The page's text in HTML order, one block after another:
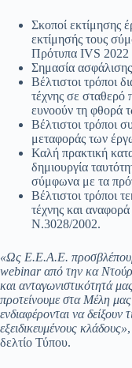
Σκοποί εκτίμησης
εκτίμησής τους
Πρότυπα IVS 2022
Σημασία
Βέλτιστοι τρόποι
τέχνης σε σταθερό
ευνοούν τη φθορά
Βέλτιστοι τρόποι
μεταφοράς των
Καλή πρακτική
δημιουργία
σύμφωνα με τα
Βέλτιστοι τρόποι
τέχνης και
Ν.3028/2002.
«Ως Ε.Ε.Α.Ε.
webinar από την κα
και ανταγωνιστικότητά
προτείνουμε στα Μέλη
ενδιαφέρονται να δείξουν
εξειδικευμένους κλάδους»
δελτίο Τύπου.